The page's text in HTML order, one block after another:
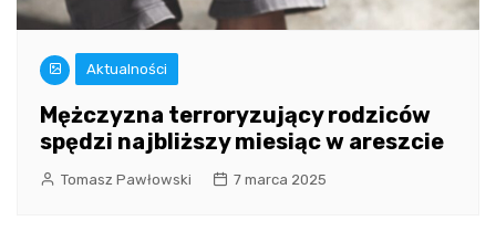
Aktualności
Mężczyzna terroryzujący rodziców
spędzi najbliższy miesiąc w areszcie
Tomasz Pawłowski 7 marca 2025